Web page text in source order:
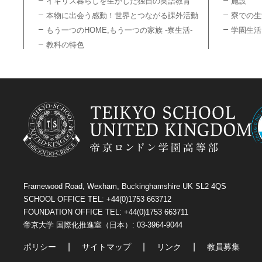
本物に出会う感動！世界とつながる課外活動
もう一つのHOME,もう一つの家族 -寮生活-
教科の特色
寮での
学園生活
Framewood Road, Wexham, Buckinghamshire UK SL2 4QS
SCHOOL OFFICE TEL: +44(0)1753 663712
FOUNDATION OFFICE TEL: +44(0)1753 663711
帝京大学 国際化推進室（日本）: 03-3964-9044
ポリシー サイトマップ リンク 教員募集